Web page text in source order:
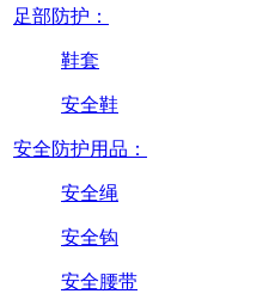
足部防护：
鞋套
安全鞋
安全防护用品：
安全绳
安全钩
安全腰带